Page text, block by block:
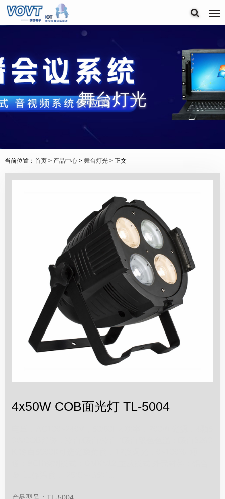
舞台灯光
当前位置： 首页> 产品中心> 舞台灯光> 正文
4x50W COB面光灯 TL-5004
产品型号：TL-5004